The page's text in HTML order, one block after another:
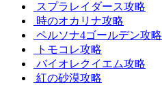
スプラレイダース攻略
時のオカリナ攻略
ペルソナ4ゴールデン攻略
トモコレ攻略
バイオレクイエム攻略
紅の砂漠攻略